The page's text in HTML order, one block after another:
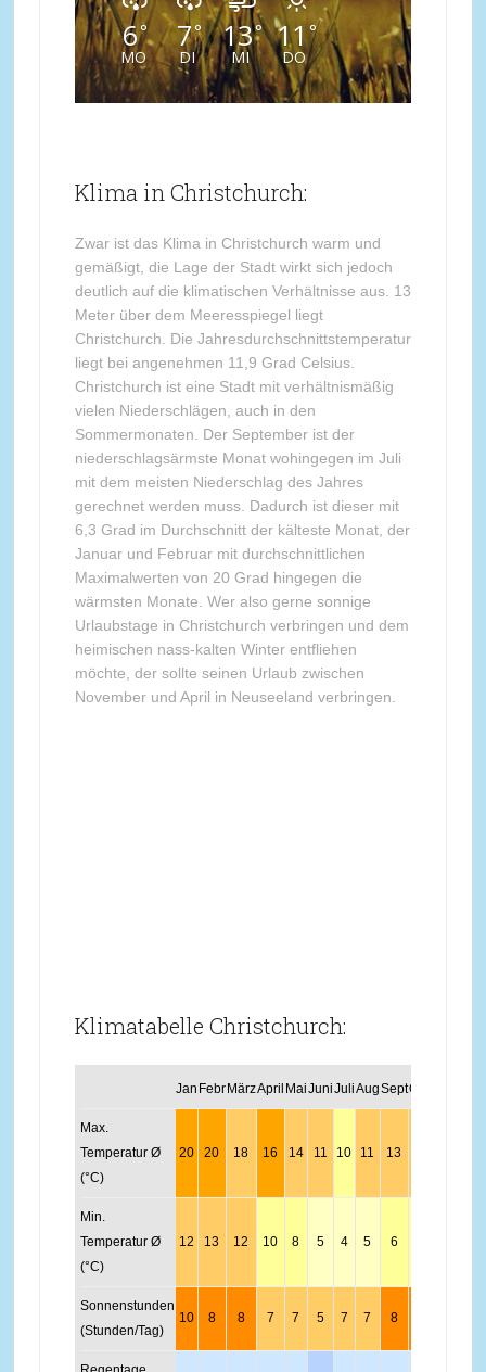
6°
MO
7°
DI
13°
MI
11°
DO
Klima in Christchurch:
Zwar ist das Klima in Christchurch warm und
gemäßigt, die Lage der Stadt wirkt sich jedoch
deutlich auf die klimatischen Verhältnisse aus. 13
Meter über dem Meeresspiegel liegt
Christchurch. Die Jahresdurchschnittstemperatur
liegt bei angenehmen 11,9 Grad Celsius.
Christchurch ist eine Stadt mit verhältnismäßig
vielen Niederschlägen, auch in den
Sommermonaten. Der September ist der
niederschlagsärmste Monat wohingegen im Juli
mit dem meisten Niederschlag des Jahres
gerechnet werden muss. Dadurch ist dieser mit
6,3 Grad im Durchschnitt der kälteste Monat, der
Januar und Februar mit durchschnittlichen
Maximalwerten von 20 Grad hingegen die
wärmsten Monate. Wer also gerne sonnige
Urlaubstage in Christchurch verbringen und dem
heimischen nass-kalten Winter entfliehen
möchte, der sollte seinen Urlaub zwischen
November und April in Neuseeland verbringen.
Klimatabelle Christchurch:
Jan FebrMärzApril MaiJuniJuliAugSeptOkt
Max.
Temperatur Ø
(°C)
20 20 18 16 14 11 10 11 13
Min.
Temperatur Ø
(°C)
12 13 12 10 8 5 4 5 6
Sonnenstunden
(Stunden/Tag)
10 8 8 7 7 5 7 7 8